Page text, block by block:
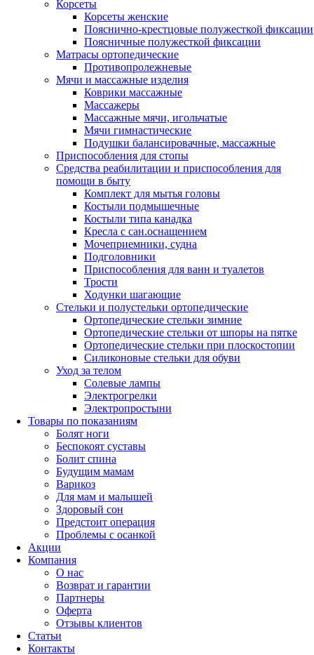
Корсеты
Корсеты женские
Пояснично-крестцовые полужесткой фиксации
Поясничные полужесткой фиксации
Матрасы ортопедические
Противопролежневые
Мячи и массажные изделия
Коврики массажные
Массажеры
Массажные мячи, игольчатые
Мячи гимнастические
Подушки балансировачные, массажные
Приспособления для стопы
Средства реабилитации и приспособления для
помощи в быту
Комплект для мытья головы
Костыли подмышечные
Костыли типа канадка
Кресла с сан.оснащением
Мочеприемники, судна
Подголовники
Приспособления для ванн и туалетов
Трости
Ходунки шагающие
Стельки и полустельки ортопедические
Ортопедические стельки зимние
Ортопедические стельки от шпоры на пятке
Ортопедические стельки при плоскостопии
Силиконовые стельки для обуви
Уход за телом
Солевые лампы
Электрогрелки
Электропростыни
Товары по показаниям
Болят ноги
Беспокоят суставы
Болит спина
Будущим мамам
Варикоз
Для мам и малышей
Здоровый сон
Предстоит операция
Проблемы с осанкой
Акции
Компания
О нас
Возврат и гарантии
Партнеры
Оферта
Отзывы клиентов
Статьи
Контакты